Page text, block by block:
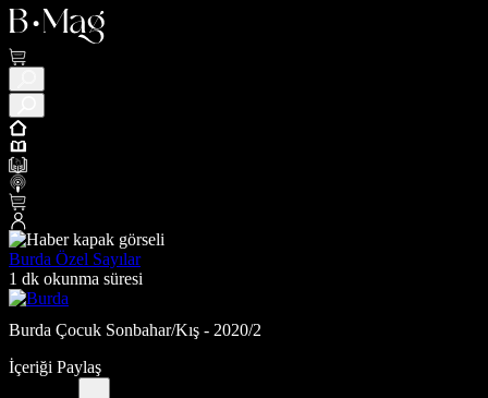
Burda Özel Sayılar
1 dk okunma süresi
Burda Çocuk Sonbahar/Kış - 2020/2
İçeriği Paylaş